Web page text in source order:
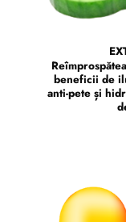
beneficii de
anti-pete și